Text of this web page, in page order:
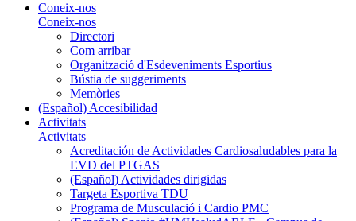
Coneix-nos
Coneix-nos
Directori
Com arribar
Organització d'Esdeveniments Esportius
Bústia de suggeriments
Memòries
(Español) Accesibilidad
Activitats
Activitats
Acreditación de Actividades Cardiosaludables para la
EVD del PTGAS
(Español) Actividades dirigidas
Targeta Esportiva TDU
Programa de Musculació i Cardio PMC